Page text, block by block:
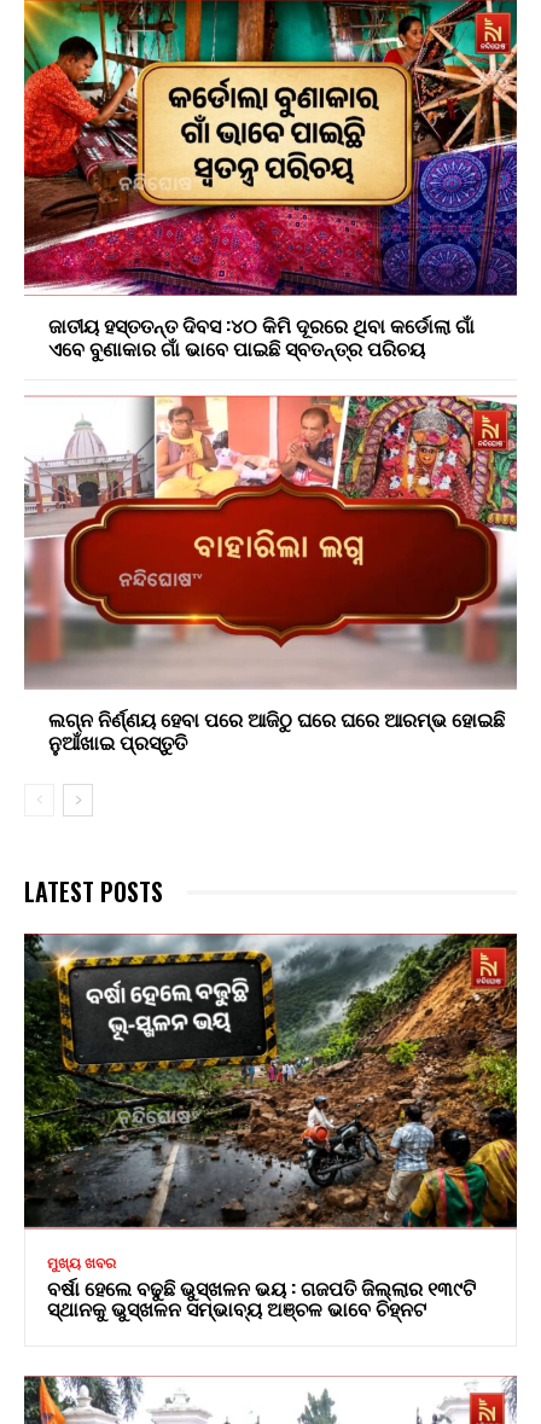
ଜାତୀୟ ହସ୍ତତନ୍ତ ଦିବସ :୪୦ କିମି ଦୂରରେ ଥିବା କର୍ଡୋଲା ଗାଁ
ଏବେ ବୁଣାକାର ଗାଁ ଭାବେ ପାଇଛି ସ୍ବତନ୍ତ୍ର ପରିଚୟ
ଲଗ୍ନ ନିର୍ଣ୍ଣୟ ହେବା ପରେ ଆଜିଠୁ ଘରେ ଘରେ ଆରମ୍ଭ ହୋଇଛି
ନୁଆଁଖାଇ ପ୍ରସ୍ତୁତି
LATEST POSTS
ମୁଖ୍ୟ ଖବର
ବର୍ଷା ହେଲେ ବଢୁଛି ଭୁସ୍ଖଳନ ଭୟ : ଗଜପତି ଜିଲ୍ଲାର ୧୩୯ଟି
ସ୍ଥାନକୁ ଭୁସ୍ଖଳନ ସମ୍ଭାବ୍ୟ ଅଞ୍ଚଳ ଭାବେ ଚିହ୍ନଟ